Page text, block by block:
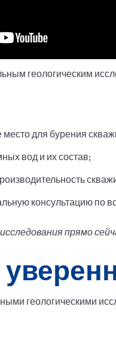
геологическим
для бурения
вод и их состав;
консультацию по
прямо
геологическими